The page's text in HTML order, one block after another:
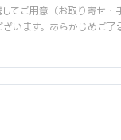
てご用意（お取り寄せ・
います。あらかじめご了